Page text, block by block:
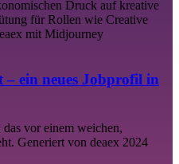
– ein neues Jobprofil in